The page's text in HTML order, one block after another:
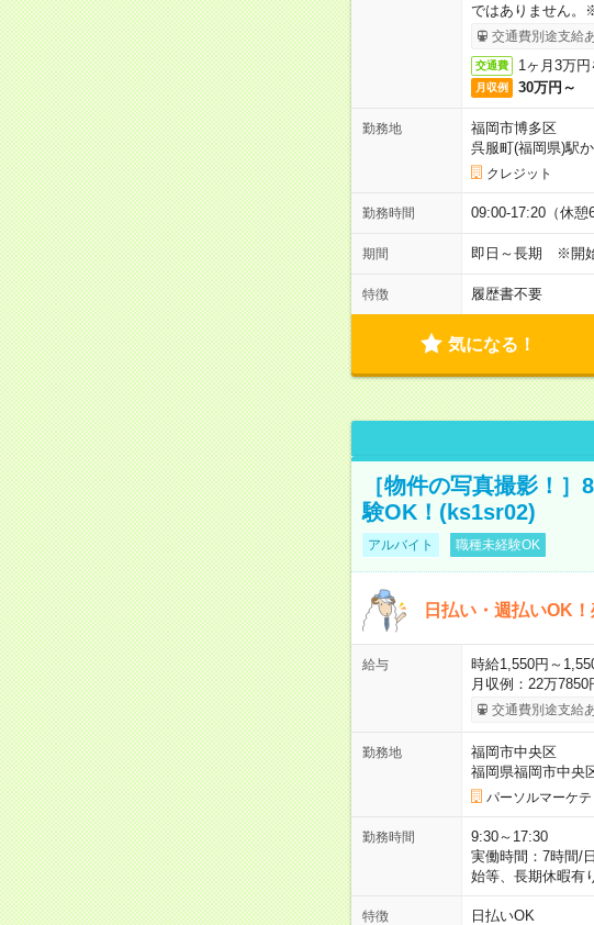
ではありません。
交通費別途支給
交通費 1ヶ月3万
月収例 30万円～
勤務地
福岡市博多区
呉服町(福岡県)駅
クレジット
勤務時間 09:00-17:20（休憩
期間 即日～長期 ※開
特徴 履歴書不要
気になる！
［物件の写真撮影！
験OK！(ks1sr02)
アルバイト 職種未経験OK
日払い・週払いOK
給与
時給1,550円～
月収例：22万
交通費別途支給
勤務地
福岡市中央区
福岡県福岡市中央
パーソルマーケ
勤務時間
9:30～17:30
実働時間：7時間/
始等、長期休暇有
特徴 日払いOK